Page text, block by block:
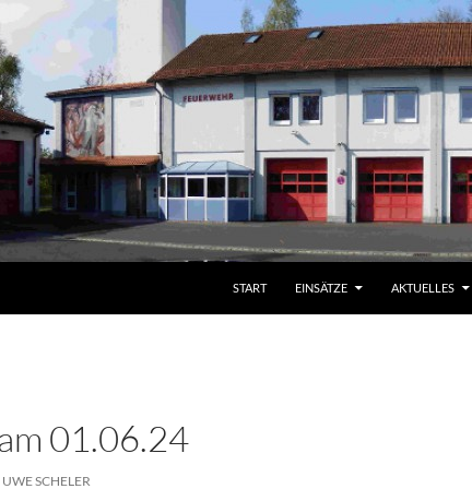
START EINSÄTZE AKTUELLES
01.06.24
UWE SCHELER